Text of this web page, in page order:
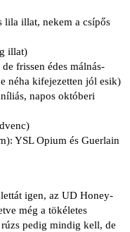
lila illat, nekem a csípős
illat)
frissen édes málnás-
néha kifejezetten jól esik)
napos októberi
YSL Opium és Guerlain
igen, az UD Honey-
még a tökéletes
pedig mindig kell, de